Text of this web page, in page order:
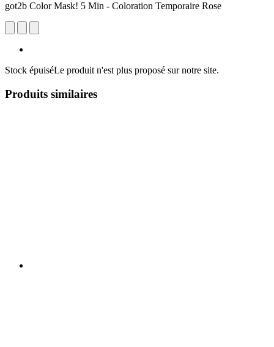
got2b Color Mask! 5 Min - Coloration Temporaire Rose
Stock épuiséLe produit n'est plus proposé sur notre site.
Produits similaires